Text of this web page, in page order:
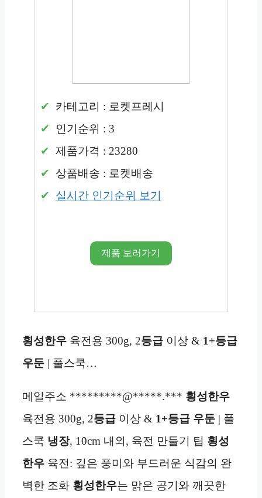
카테고리 : 로켓프레시
인기순위 : 3
제품가격 : 23280
상품배송 : 로켓배송
실시간 인기순위 보기
제품 보러가기
횡성한우 육전용 300g, 2등급 이상 & 1+등급
우둔 | 풀스쿡…
메일주소 *********@*****.*** 횡성한우
육전용 300g, 2등급 이상 & 1+등급 우둔 | 풀
스쿡 냉장, 10cm 내외, 육전 만들기 팁 횡성
한우 육전: 깊은 풍미와 부드러운 식감의 완
벽한 조화 횡성한우는 맑은 공기와 깨끗한